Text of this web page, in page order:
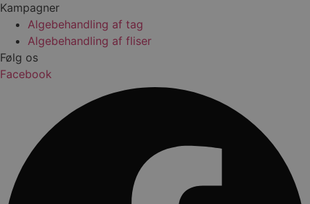
Kampagner
Algebehandling af tag
Algebehandling af fliser
Følg os
Facebook